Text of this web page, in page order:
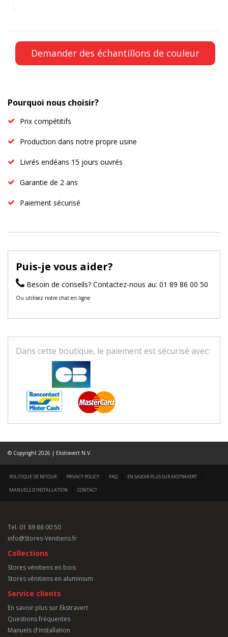
Pourquoi nous choisir?
Prix compétitifs
Production dans notre propre usine
Livrés endéans 15 jours ouvrés
Garantie de 2 ans
Paiement sécurisé
Puis-je vous aider?
Besoin de conseils? Contactez-nous au: 01 89 86 00 50
Ou utilisez notre chat en ligne
Dans cette boutique, le paiement est sécurisé avec:
© Copyright 2026 | Ekstravert N.V.
POLITIQUE DE RETOUR PRIVACY POLICY FAQ EN SAVOIR PLUS SUR EKSTRAVERT
MANUELS D'INSTALLATION CONTACT
Tel. 01 89 86 00 50
info@Stores-Venitiens.fr
Collections
Stores vénitiens en bois
Stores vénitiens en aluminium
Service clients
En savoir plus sur Ekstravert
Questions fréquentes
Manuels d'installation